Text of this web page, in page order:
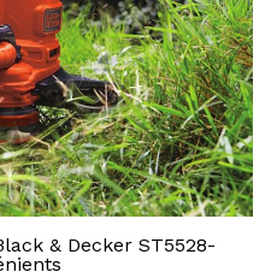
& Decker ST5528-